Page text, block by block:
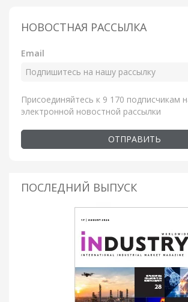
НОВОСТНАЯ РАССЫЛКА
Email
Присоединяйтесь к 9 170 подписчикам
электронной новостной рассылки
ОТПРАВИТЬ
ПОСЛЕДНИЙ ВЫПУСК